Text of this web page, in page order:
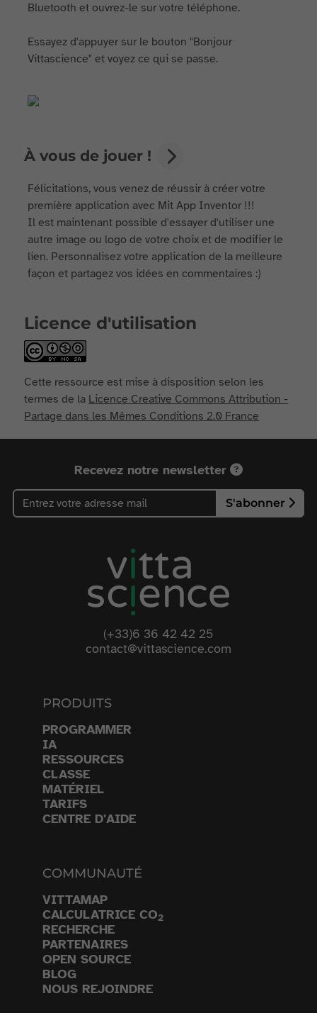
Bluetooth et ouvrez-le sur votre téléphone.
Essayez d'appuyer sur le bouton "Bonjour
Vittascience" et voyez ce qui se passe.
À vous de jouer !
Félicitations, vous venez de réussir à créer votre
première application avec Mit App Inventor !!!
Il est maintenant possible d'essayer d'utiliser une
autre image ou logo de votre choix et de modifier le
lien. Personnalisez votre application de la meilleure
façon et partagez vos idées en commentaires :)
Licence d'utilisation
Cette ressource est mise à disposition selon les
termes de la Licence Creative Commons Attribution -
Partage dans les Mêmes Conditions 2.0 France
Recevez notre newsletter
S'abonner
(+33)6 36 42 42 25
contact@vittascience.com
PRODUITS
PROGRAMMER
IA
RESSOURCES
CLASSE
MATÉRIEL
TARIFS
CENTRE D'AIDE
COMMUNAUTÉ
VITTAMAP
CALCULATRICE CO2
RECHERCHE
PARTENAIRES
OPEN SOURCE
BLOG
NOUS REJOINDRE